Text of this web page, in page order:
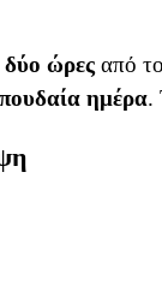
δύο ώρες από
ημέρα.